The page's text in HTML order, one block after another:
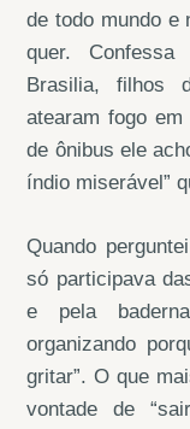
de todo mundo e
quer.
Brasilia, filhos
atearam fogo
de ônibus ele
índio miserável”
Quando
só participava
e pela
organizando
gritar”. O que
vontade de